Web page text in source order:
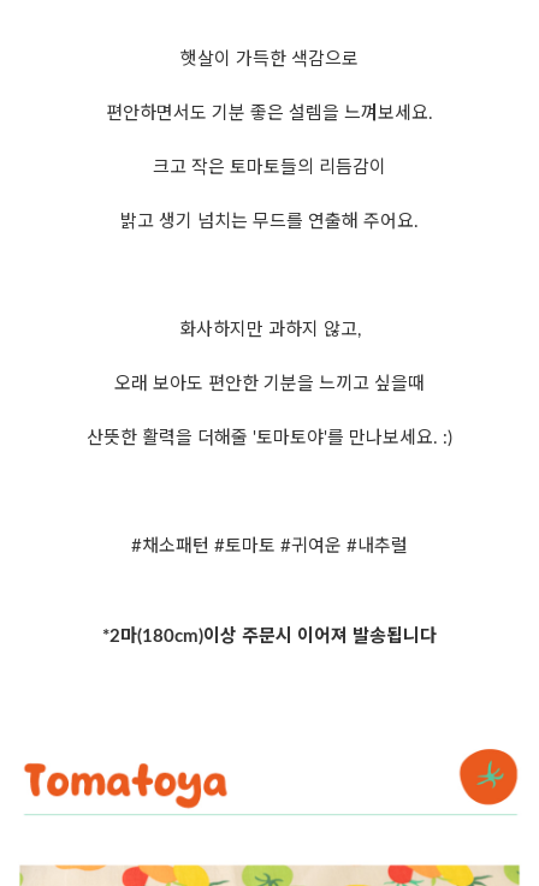
햇살이 가득한 색감으로
편안하면서도 기분 좋은 설렘을 느껴보세요.
크고 작은 토마토들의 리듬감이
밝고 생기 넘치는 무드를 연출해 주어요.
화사하지만 과하지 않고,
오래 보아도 편안한 기분을 느끼고 싶을때
산뜻한 활력을 더해줄 '토마토야'를 만나보세요. :)
#채소패턴 #토마토 #귀여운 #내추럴
*2마(180cm)이상 주문시 이어져 발송됩니다